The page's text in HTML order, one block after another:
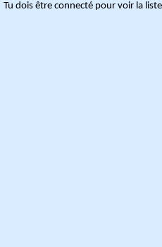
Tu dois être connecté pour voir la